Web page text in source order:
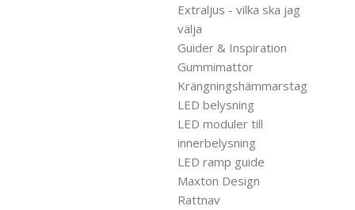
Extraljus - vilka ska jag
välja
Guider & Inspiration
Gummimattor
Krängningshämmarstag
LED belysning
LED moduler till
innerbelysning
LED ramp guide
Maxton Design
Rattnav